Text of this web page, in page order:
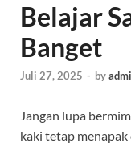
Belajar
Banget
Juli 27, 2025 - by
Jangan lupa
kaki tetap